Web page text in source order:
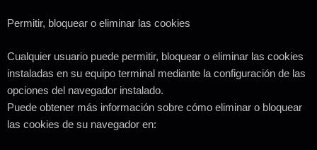
Permitir, bloquear o eliminar las cookies
Cualquier usuario puede permitir, bloquear o eliminar las cookies
instaladas en su equipo terminal mediante la configuración de las
opciones del navegador instalado.
Puede obtener más información sobre cómo eliminar o bloquear
las cookies de su navegador en: